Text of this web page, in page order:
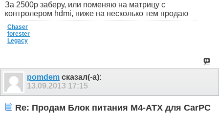
За 2500р заберу, или поменяю на матрицу с
контролером hdmi, ниже на несколько тем продаю
Chaser
forester
Legacy
pomdem сказал(-а):
13.09.2013 17:15
Re: Продам Блок питания M4-ATX для CarPC